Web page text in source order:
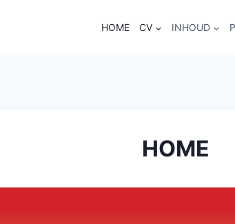
HOME CV INHOUD
HOME